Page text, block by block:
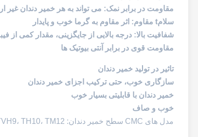
مقاومت در برابر نمک: می تواند به هر خمیر دندان غیر
سلامt مقاوم: اثر مقاوم به گرما خوب و پایدار
شفافیت بالا: درجه بالایی از جایگزینی، مقدار کمی از
مقاومت قوی در برابر آنتی بیوتیک ها
تاثیر در تولید خمیر دندان
سازگاری خوب، حتی ترکیب اجزای خمیر دندان
خمیر دندان با قابلیتی بسیار خوب
خوب و صاف
مدل های CMC سطح خمیر دندان: 9M، TM9، TH9، TVH9، TH10، TM12، یا بر اساس درخواست